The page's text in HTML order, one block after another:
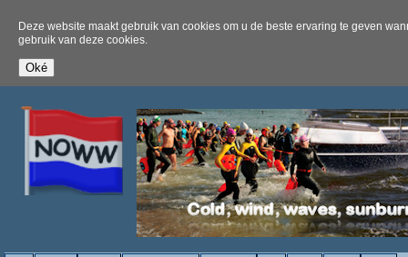
Deze website maakt gebruik van cookies om u de beste ervaring te geven
gebruik van deze cookies.